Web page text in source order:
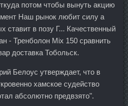
потом чтобы вынуть акцию
Наш рынок любит силу а
ставит в позу Г... Качественный
- Тренболон Mix 150 сравнить
доставка Тобольск.
Белоус утверждает, что в
хамское судейство
абсолютно предвзято".